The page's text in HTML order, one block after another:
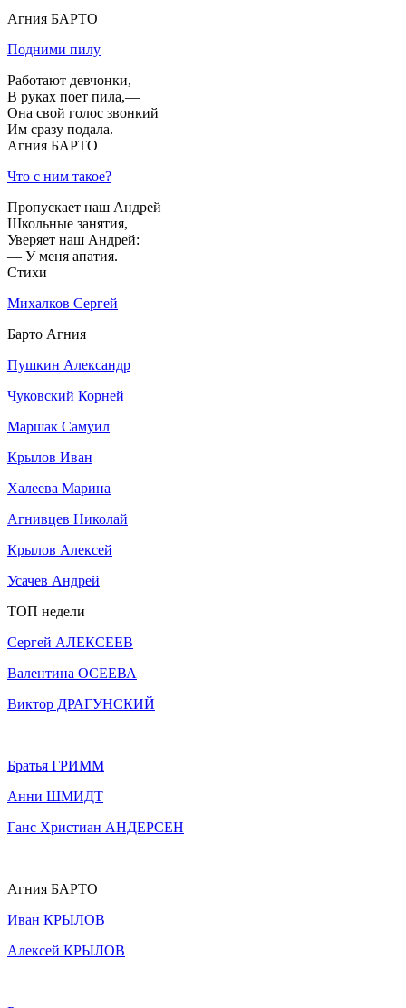
Агния БАРТО
Подними пилу
Работают девчонки,
В руках поет пила,—
Она свой голос звонкий
Им сразу подала.
Агния БАРТО
Что с ним такое?
Пропускает наш Андрей
Школьные занятия,
Уверяет наш Андрей:
— У меня апатия.
Стихи
Михалков Сергей
Барто Агния
Пушкин Александр
Чуковский Корней
Маршак Самуил
Крылов Иван
Халеева Марина
Агнивцев Николай
Крылов Алексей
Усачев Андрей
ТОП недели
Сергей АЛЕКСЕЕВ
Валентина ОСЕЕВА
Виктор ДРАГУНСКИЙ
Братья ГРИММ
Анни ШМИДТ
Ганс Христиан АНДЕРСЕН
Агния БАРТО
Иван КРЫЛОВ
Алексей КРЫЛОВ